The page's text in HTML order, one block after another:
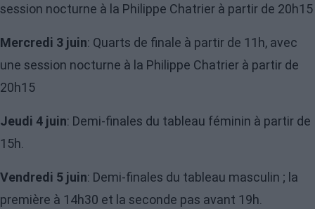
session nocturne à la Philippe Chatrier à partir de 20h15
Mercredi 3 juin: Quarts de finale à partir de 11h, avec
une session nocturne à la Philippe Chatrier à partir de
20h15
Jeudi 4 juin: Demi-finales du tableau féminin à partir de
15h.
Vendredi 5 juin: Demi-finales du tableau masculin ; la
première à 14h30 et la seconde pas avant 19h.